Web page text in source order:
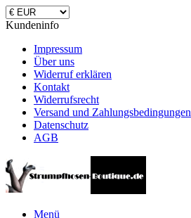
Kundeninfo
Impressum
Über uns
Widerruf erklären
Kontakt
Widerrufsrecht
Versand und Zahlungsbedingungen
Datenschutz
AGB
Menü